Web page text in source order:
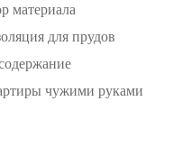
материала
для прудов
чужими руками